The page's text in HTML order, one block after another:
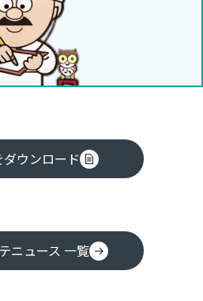
ウンロード
ニュース 一覧